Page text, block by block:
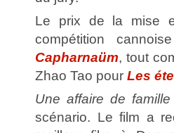
Le prix de la mise
compétition
Capharnaüm, tout
Zhao Tao pour Les
Une affaire de famille
scénario. Le film a